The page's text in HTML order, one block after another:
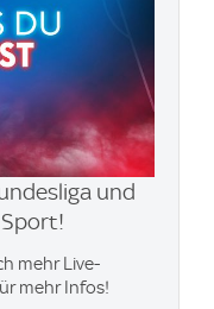
und
Sport!
mehr Live-
mehr Infos!